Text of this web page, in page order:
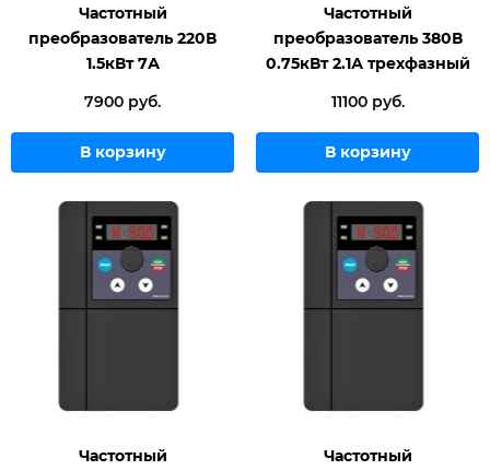
Частотный
преобразователь 220В
1.5кВт 7А
7900 руб.
В корзину
Частотный
преобразователь 380В
0.75кВт 2.1А трехфазный
11100 руб.
В корзину
Частотный
Частотный